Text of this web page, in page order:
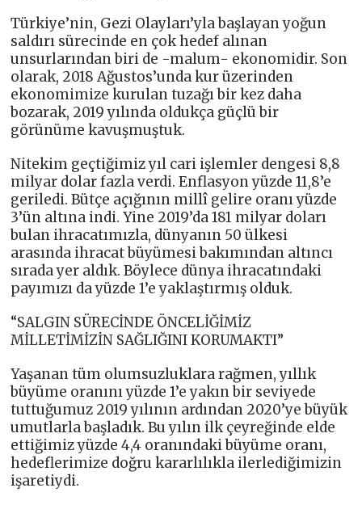
Türkiye’nin, Gezi Olayları’yla başlayan yoğun
saldırı sürecinde en çok hedef alınan
unsurlarından biri de -malum- ekonomidir. Son
olarak, 2018 Ağustos’unda kur üzerinden
ekonomimize kurulan tuzağı bir kez daha
bozarak, 2019 yılında oldukça güçlü bir
görünüme kavuşmuştuk.
Nitekim geçtiğimiz yıl cari işlemler dengesi 8,8
milyar dolar fazla verdi. Enflasyon yüzde 11,8’e
geriledi. Bütçe açığının millî gelire oranı yüzde
3’ün altına indi. Yine 2019’da 181 milyar doları
bulan ihracatımızla, dünyanın 50 ülkesi
arasında ihracat büyümesi bakımından altıncı
sırada yer aldık. Böylece dünya ihracatındaki
payımızı da yüzde 1’e yaklaştırmış olduk.
“SALGIN SÜRECİNDE ÖNCELİĞİMİZ
MİLLETİMİZİN SAĞLIĞINI KORUMAKTI”
Yaşanan tüm olumsuzluklara rağmen, yıllık
büyüme oranını yüzde 1’e yakın bir seviyede
tuttuğumuz 2019 yılının ardından 2020’ye büyük
umutlarla başladık. Bu yılın ilk çeyreğinde elde
ettiğimiz yüzde 4,4 oranındaki büyüme oranı,
hedeflerimize doğru kararlılıkla ilerlediğimizin
işaretiydi.